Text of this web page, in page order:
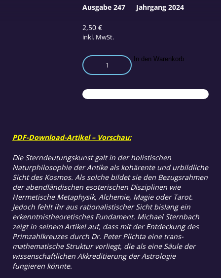
2,50€
inkl. MwSt.
Die
Astrologie
Spiegel
des
Menge
In den Warenkorb
Ausgabe 247 Jahrgang 2024
PDF-Download-Artikel – Vorschau:
Die Sterndeutungskunst galt in der holistischen
Naturphilosophie der Antike als kohärente und urbildliche
Sicht des Kosmos. Als solche bildet sie den Bezugsrahmen
der abendländischen esoterischen Disziplinen wie
Hermetische Metaphysik, Alchemie, Magie oder Tarot.
Jedoch fehlt ihr aus rationalistischer Sicht bislang ein
erkenntnistheoretisches Fundament. Michael Sternbach
zeigt in seinem Artikel auf, dass mit der Entdeckung des
Primzahlkreuzes durch Dr. Peter Plichta eine trans-
mathematische Struktur vorliegt, die als eine Säule der
wissenschaftlichen Akkreditierung der Astrologie
fungieren könnte.